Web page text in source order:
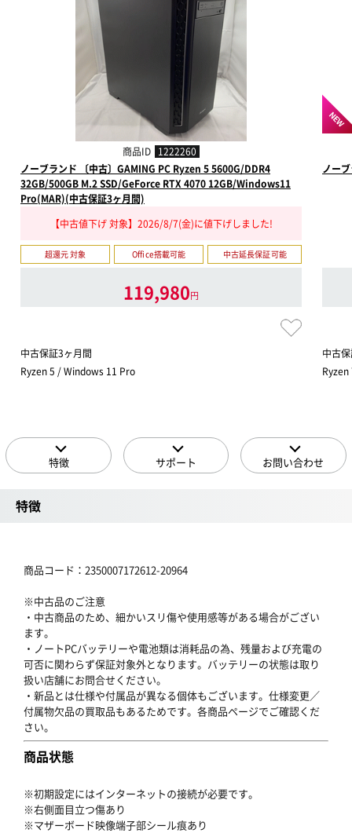
商品ID 1222260
ノーブランド 〔中古〕GAMING PC Ryzen 5 5600G/DDR4
32GB/500GB M.2 SSD/GeForce RTX 4070 12GB/Windows11
Pro(MAR)(中古保証3ヶ月間)
【中古値下げ 対象】2026/8/7(金)に値下げしました!
超還元 対象 Office搭載可能 中古延長保証可能
119,980円
中古保証3ヶ月間
Ryzen 5 / Windows 11 Pro
NEW
ノー
中古
特徴 サポート お問い合わせ
特徴
商品コード：2350007172612-20964
※中古品のご注意
・中古商品のため、細かいスリ傷や使用感等がある場合がござい
ます。
・ノートPCバッテリーや電池類は消耗品の為、残量および充電の
可否に関わらず保証対象外となります。バッテリーの状態は取り
扱い店舗にお問合せください。
・新品とは仕様や付属品が異なる個体もございます。仕様変更／
付属物欠品の買取品もあるためです。各商品ページでご確認くだ
さい。
商品状態
※初期設定にはインターネットの接続が必要です。
※右側面目立つ傷あり
※マザーボード映像端子部シール痕あり